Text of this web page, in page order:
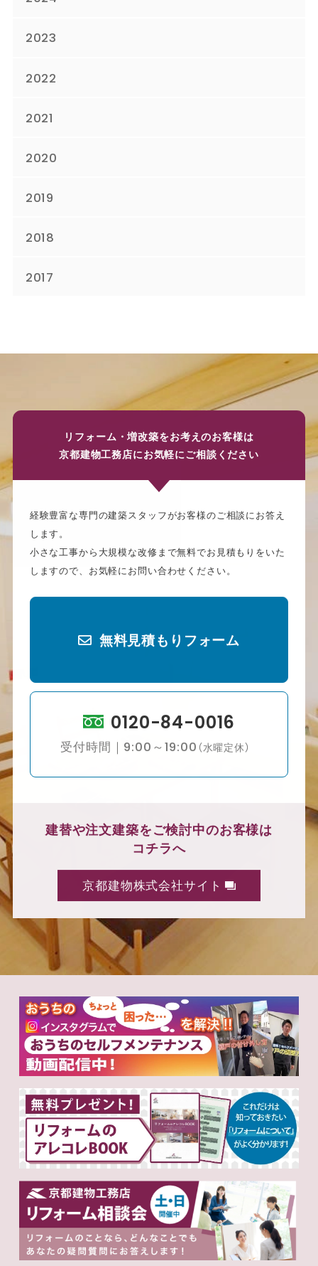
2023
2022
2021
2020
2019
2018
2017
リフォーム・増改築をお考えのお客様は
京都建物工務店にお気軽にご相談ください
経験豊富な専門の建築スタッフがお客様のご相談にお答え
します。
小さな工事から大規模な改修まで無料でお見積もりをいた
しますので、お気軽にお問い合わせください。
無料見積もりフォーム
0120-84-0016
受付時間｜9:00～19:00 （水曜定休）
建替や注文建築をご検討中のお客様は
コチラへ
京都建物株式会社サイト